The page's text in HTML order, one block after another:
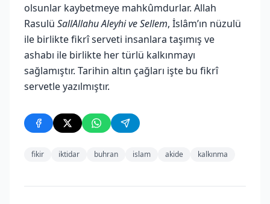
olsunlar kaybetmeye mahkûmdurlar. Allah
Rasulü SallAllahu Aleyhi ve Sellem, İslâm’ın nüzulü
ile birlikte fikrî serveti insanlara taşımış ve
ashabı ile birlikte her türlü kalkınmayı
sağlamıştır. Tarihin altın çağları işte bu fikrî
servetle yazılmıştır.
fikir iktidar buhran islam akide kalkınma